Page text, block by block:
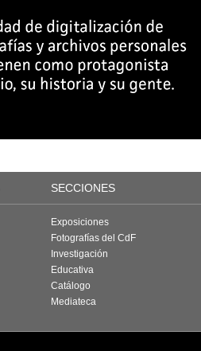
SECCIONES
Exposiciones
Fotografías del CdF
Investigación
Educativa
Catálogo
Mediateca